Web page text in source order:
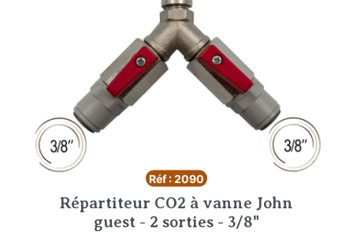
Réf : 2090
Répartiteur CO2 à vanne John
guest - 2 sorties - 3/8"